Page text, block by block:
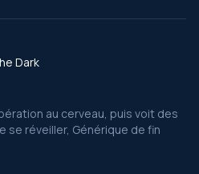
Dark
au cerveau, puis voit des
se réveiller, Générique de fin